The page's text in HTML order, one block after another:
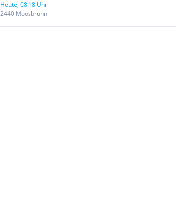
Heute, 08:18 Uhr
2440 Moosbrunn